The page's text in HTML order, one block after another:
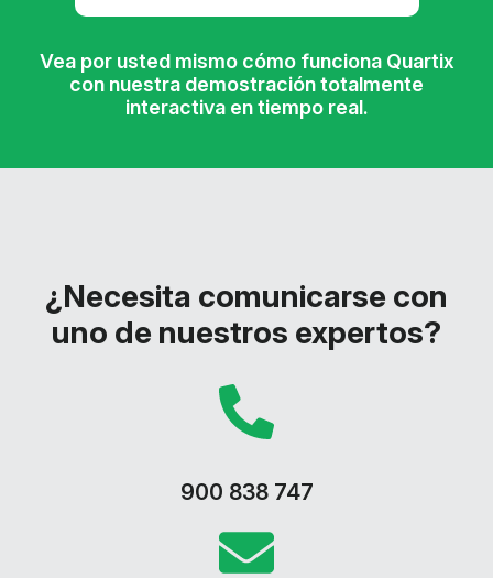
Vea por usted mismo cómo funciona Quartix
con nuestra demostración totalmente
interactiva en tiempo real.
¿Necesita comunicarse con
uno de nuestros expertos?
900 838 747